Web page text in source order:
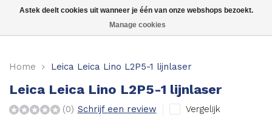
Puntlasers
Home Leica Leica Lino L2P5-1 lijnlaser
Leica Leica Lino L2P5-1 lijnlaser
(0) Schrijf een review Vergelijk
Astek deelt cookies uit wanneer je één van onze webshops bezoekt.
Manage cookies